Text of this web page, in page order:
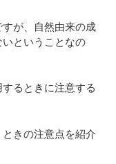
が、自然由来の成
ということなの
るときに注意する
きの注意点を紹介